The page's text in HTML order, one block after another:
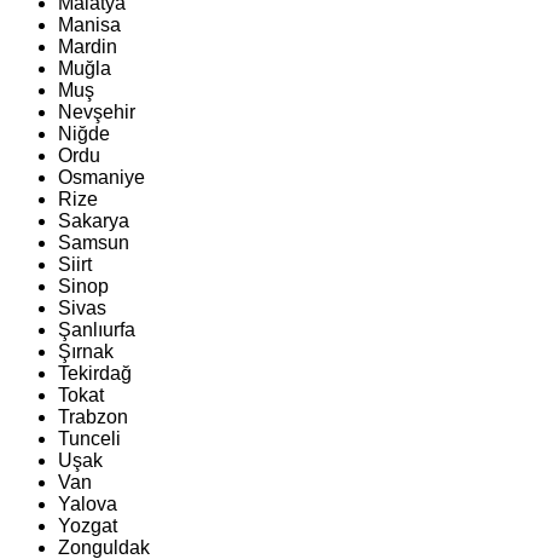
Manisa
Mardin
Muğla
Muş
Nevşehir
Niğde
Ordu
Osmaniye
Rize
Sakarya
Samsun
Siirt
Sinop
Sivas
Şanlıurfa
Şırnak
Tekirdağ
Tokat
Trabzon
Tunceli
Uşak
Van
Yalova
Yozgat
Zonguldak